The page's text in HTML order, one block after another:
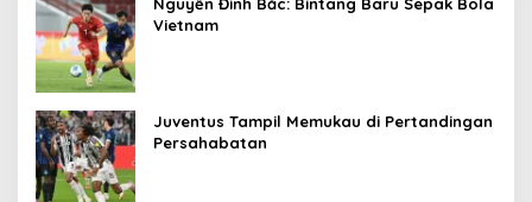
Vietnam
Juventus Tampil Memukau di Pertandingan
Persahabatan